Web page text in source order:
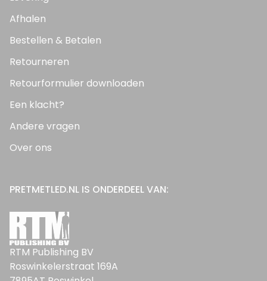
Afhalen
Bestellen & Betalen
Retourneren
Retourformulier downloaden
Een klacht?
Andere vragen
Over ons
PRETMETLED.NL IS ONDERDEEL VAN:
RTM Publishing BV
Roswinkelerstraat 169A